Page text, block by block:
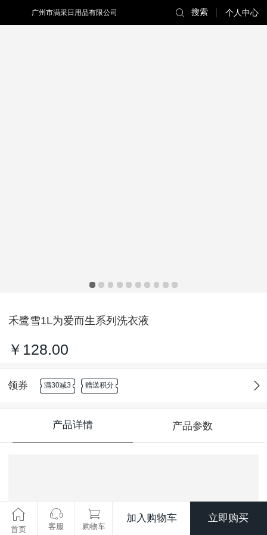
广州市满采日用品有限公司 个人中心
搜索
禾鹭雪1L为爱而生系列洗衣液
￥128.00
领券 满30减3 赠送积分
产品详情 产品参数
首页 客服 购物车
加入购物车 立即购买